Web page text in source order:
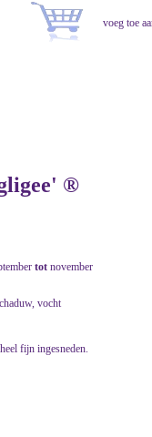
®
tot november
vocht
fijn ingesneden.